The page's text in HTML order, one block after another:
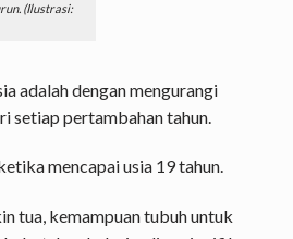
(Ilustrasi:
adalah dengan mengurangi
setiap pertambahan tahun.
mencapai usia 19 tahun.
tua, kemampuan tubuh untuk